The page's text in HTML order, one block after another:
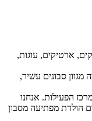
ארטיקים, עוגות,
סבונים עשיר,
הפעילות. אנחנו
הולדת מפתיעה מסבון